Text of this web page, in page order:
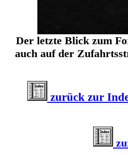
Der letzte Blick zum
auch auf der
zurück zur